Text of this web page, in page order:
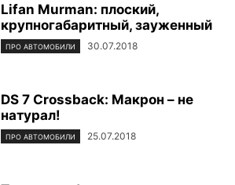
Lifan Murman: плоский,
крупногабаритный, зауженный
ПРО АВТОМОБИЛИ 30.07.2018
DS 7 Crossback: Макрон – не
натурал!
ПРО АВТОМОБИЛИ 25.07.2018